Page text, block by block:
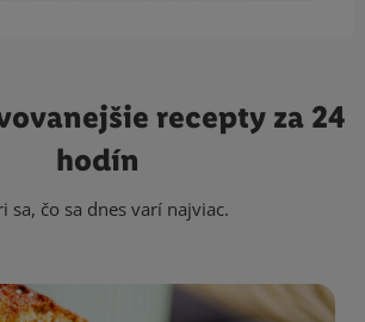
recepty za 24
hodín
sa, čo sa dnes varí najviac.